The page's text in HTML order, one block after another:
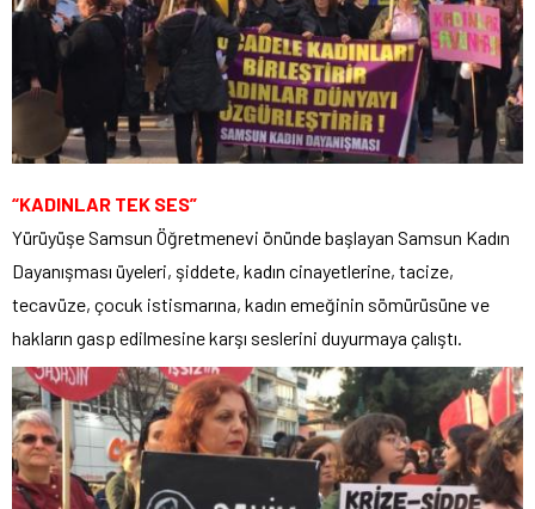
“KADINLAR TEK SES”
Yürüyüşe Samsun Öğretmenevi önünde başlayan Samsun Kadın
Dayanışması üyeleri, şiddete, kadın cinayetlerine, tacize,
tecavüze, çocuk istismarına, kadın emeğinin sömürüsüne ve
hakların gasp edilmesine karşı seslerini duyurmaya çalıştı.